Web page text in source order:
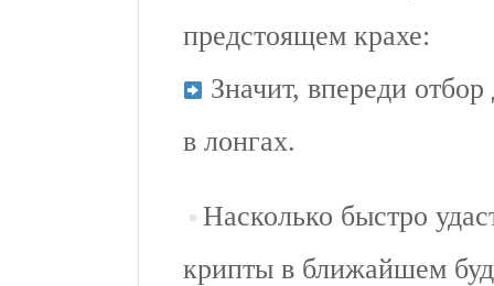
предстоящем крахе:
Значит, впереди
в лонгах.
Насколько быстро
крипты в ближайшем